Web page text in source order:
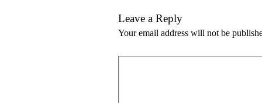
Leave a Reply
Your email address will not be